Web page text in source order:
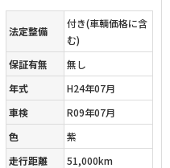
法定整備
付き(車輌価格に含
む)
保証有無
無し
年式
H24年07月
車検
R09年07月
色
紫
走行距離
51,000km